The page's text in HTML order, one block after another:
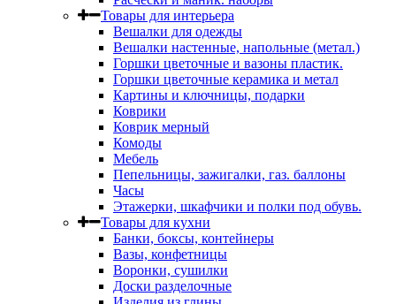
Товары для интерьера
Вешалки для одежды
Вешалки настенные, напольные (метал.)
Горшки цветочные и вазоны пластик.
Горшки цветочные керамика и метал
Картины и ключницы, подарки
Коврики
Коврик мерный
Комоды
Мебель
Пепельницы, зажигалки, газ. баллоны
Часы
Этажерки, шкафчики и полки под обувь.
Товары для кухни
Банки, боксы, контейнеры
Вазы, конфетницы
Воронки, сушилки
Доски разделочные